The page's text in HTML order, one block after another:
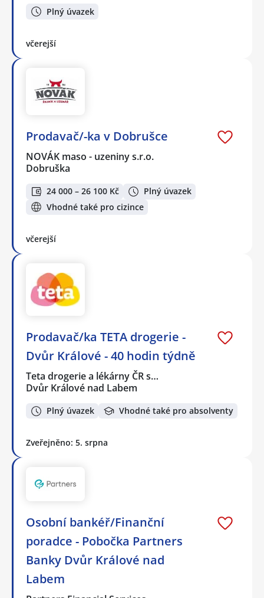
Plný úvazek
včerejší
Prodavač/-ka v Dobrušce
NOVÁK maso - uzeniny s.r.o.
Dobruška
24 000 – 26 100 Kč
Plný úvazek
Vhodné také pro cizince
včerejší
Prodavač/ka TETA drogerie -
Dvůr Králové - 40 hodin týdně
Teta drogerie a lékárny ČR s…
Dvůr Králové nad Labem
Plný úvazek Vhodné také pro absolventy
Zveřejněno: 5. srpna
Osobní bankéř/Finanční
poradce - Pobočka Partners
Banky Dvůr Králové nad
Labem